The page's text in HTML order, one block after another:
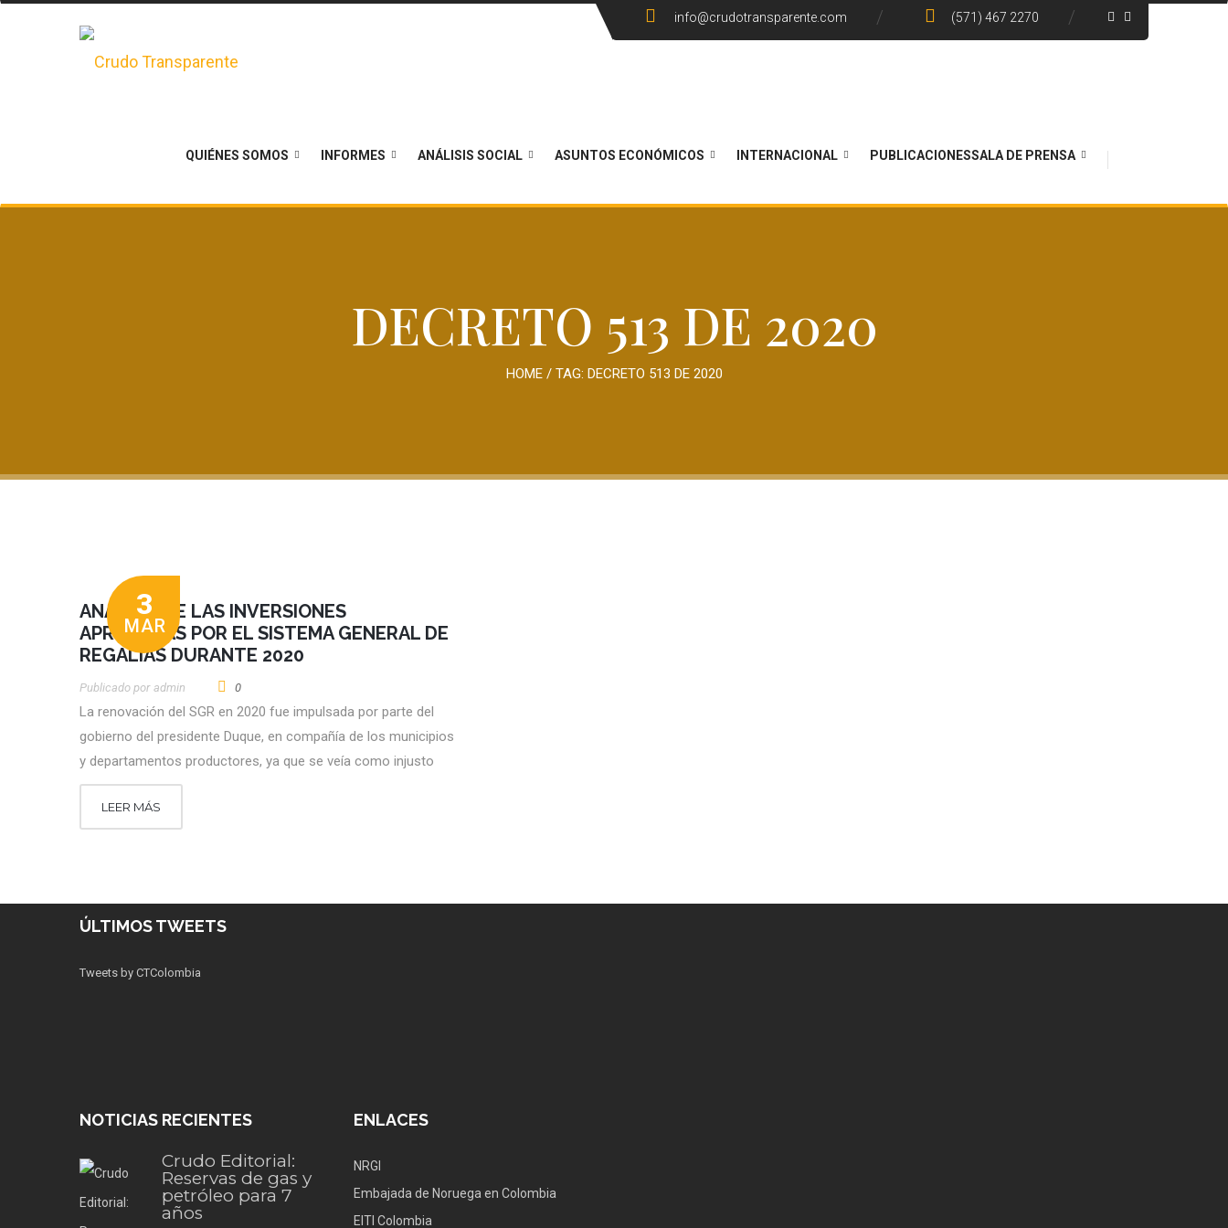
info@crudotransparente.com (571) 467 2270
QUIÉNES SOMOS INFORMES ANÁLISIS SOCIAL ASUNTOS ECONÓMICOS INTERNACIONAL PUBLICACIONESSALA DE PRENSA
DECRETO 513 DE 2020
HOME/ TAG: DECRETO 513 DE 2020
3
MAR
ANÁLISIS DE LAS INVERSIONES
APROBADAS POR EL SISTEMA GENERAL DE
REGALÍAS DURANTE 2020
Publicado por Admin 0
La renovación del SGR en 2020 fue impulsada por parte del
gobierno del presidente Duque, en compañía de los municipios
y departamentos productores, ya que se veía como injusto
LEER MÁS
ÚLTIMOS TWEETS
Tweets by CTColombia
NOTICIAS RECIENTES
Crudo Editorial:
Reservas de gas y
petróleo para 7
años
ENLACES
NRGI
Embajada de Noruega en Colombia
EITI Colombia